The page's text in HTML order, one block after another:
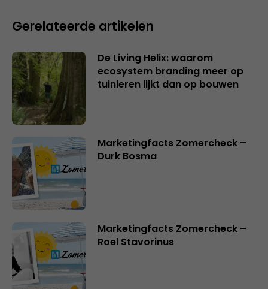
Gerelateerde artikelen
De Living Helix: waarom
ecosystem branding meer op
tuinieren lijkt dan op bouwen
Marketingfacts Zomercheck –
Durk Bosma
Marketingfacts Zomercheck –
Roel Stavorinus